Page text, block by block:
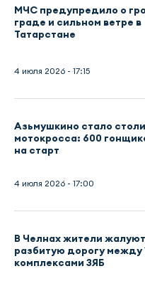
МЧС предупредило о
граде и сильном ветре в
Татарстане
4 июля 2026 - 17:15
Азьмушкино стало
мотокросса: 600
на старт
4 июля 2026 - 17:00
В Челнах жители
разбитую дорогу между
комплексами ЗЯБ